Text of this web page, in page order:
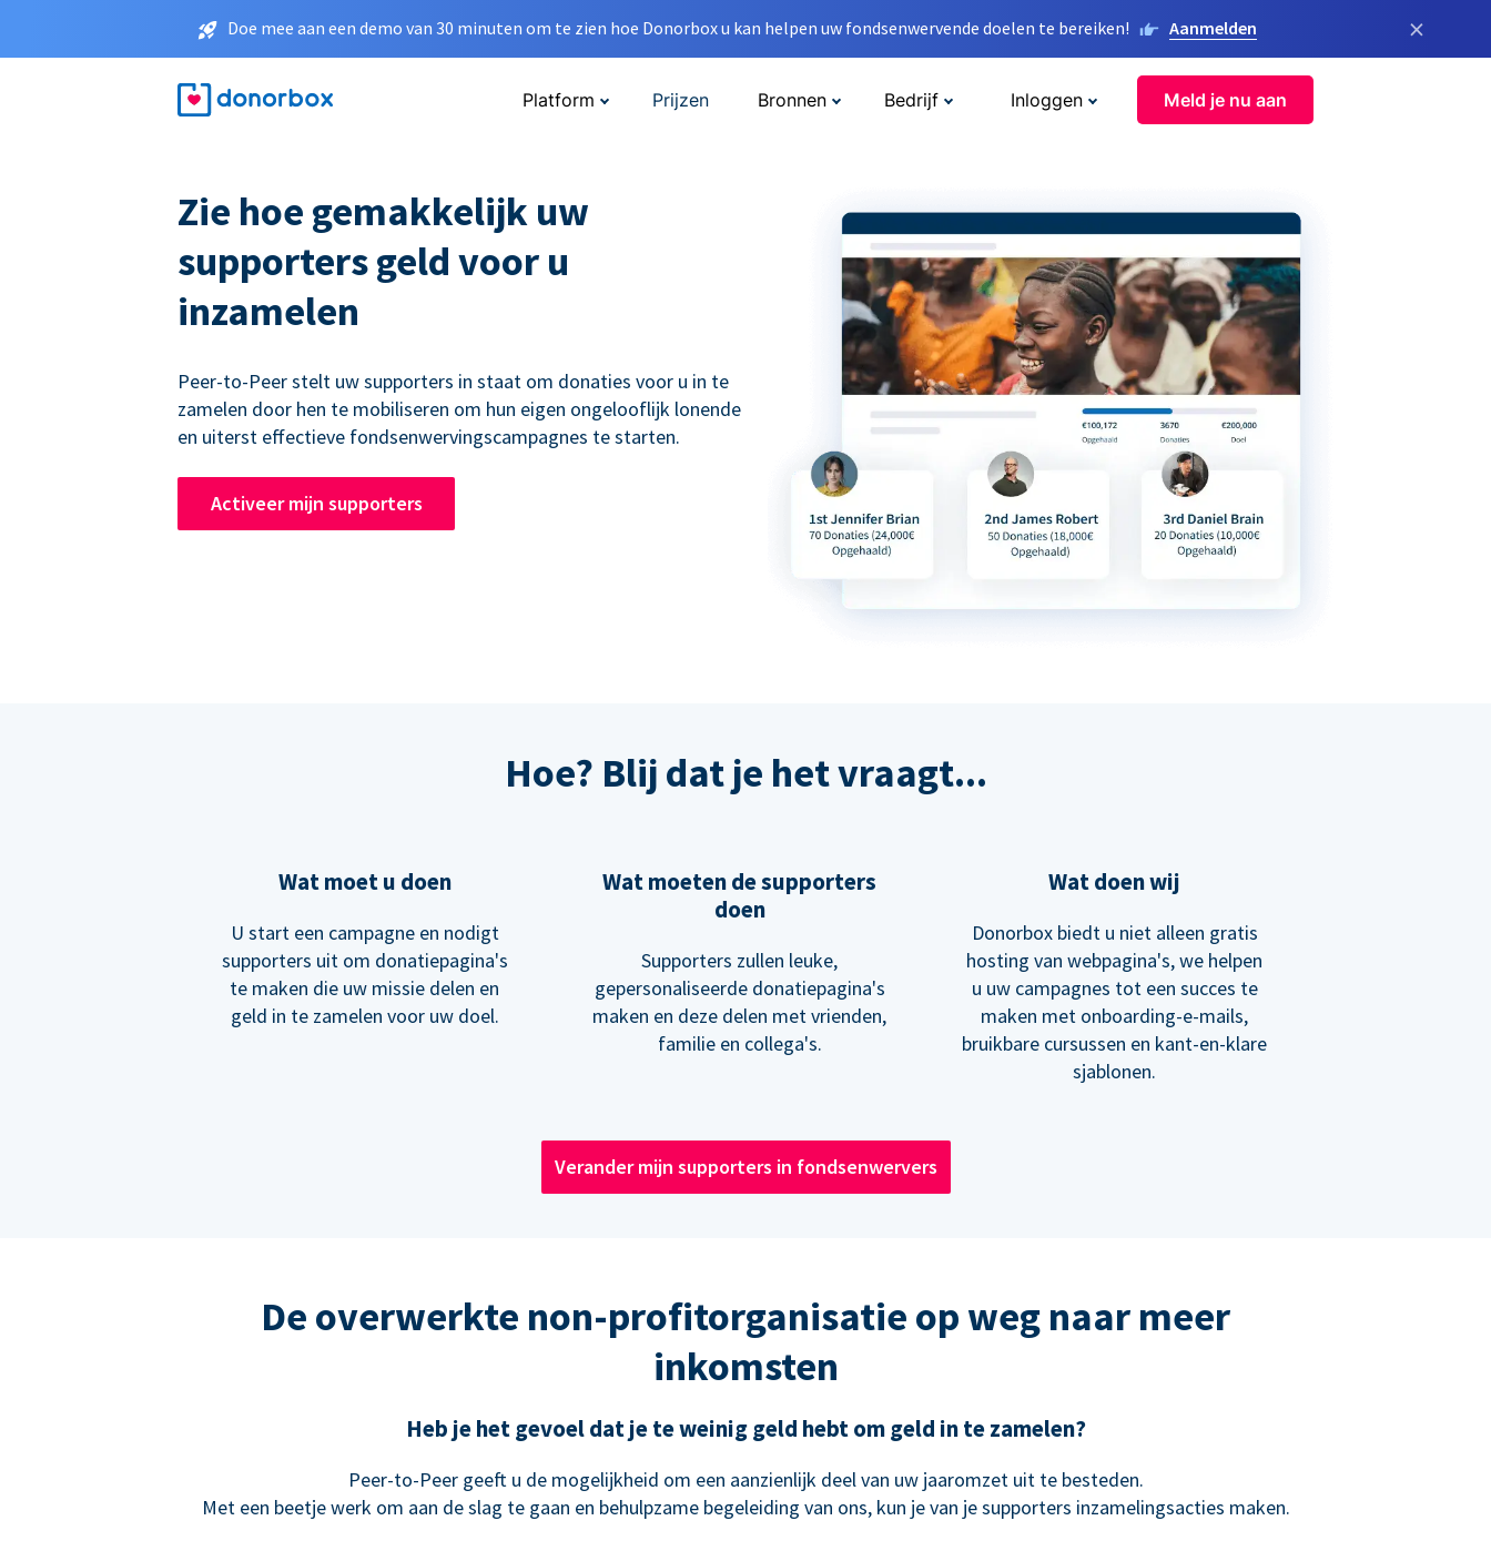
Doe mee aan een demo van 30 minuten om te zien hoe Donorbox u kan helpen uw fondsenwervende doelen te bereiken! Aanmelden ×
Platform Prijzen Bronnen Bedrijf Inloggen Meld je nu aan
Zie hoe gemakkelijk uw
supporters geld voor u
inzamelen
Peer-to-Peer stelt uw supporters in staat om donaties voor u in te
zamelen door hen te mobiliseren om hun eigen ongelooflijk lonende
en uiterst effectieve fondsenwervingscampagnes te starten.
Activeer mijn supporters
Hoe? Blij dat je het vraagt...
Wat moet u doen
U start een campagne en nodigt
supporters uit om donatiepagina's
te maken die uw missie delen en
geld in te zamelen voor uw doel.
Wat moeten de supporters
doen
Supporters zullen leuke,
gepersonaliseerde donatiepagina's
maken en deze delen met vrienden,
familie en collega's.
Wat doen wij
Donorbox biedt u niet alleen gratis
hosting van webpagina's, we helpen
u uw campagnes tot een succes te
maken met onboarding-e-mails,
bruikbare cursussen en kant-en-klare
sjablonen.
Verander mijn supporters in fondsenwervers
De overwerkte non-profitorganisatie op weg naar meer
inkomsten
Heb je het gevoel dat je te weinig geld hebt om geld in te zamelen?
Peer-to-Peer geeft u de mogelijkheid om een aanzienlijk deel van uw jaaromzet uit te besteden.
Met een beetje werk om aan de slag te gaan en behulpzame begeleiding van ons, kun je van je supporters inzamelingsacties maken.